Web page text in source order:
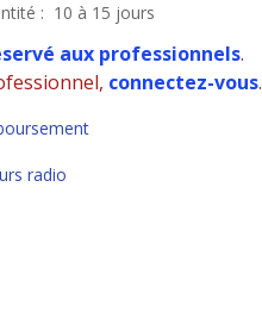
: 10 à 15 jours
aux professionnels.
connectez-vous.
radio